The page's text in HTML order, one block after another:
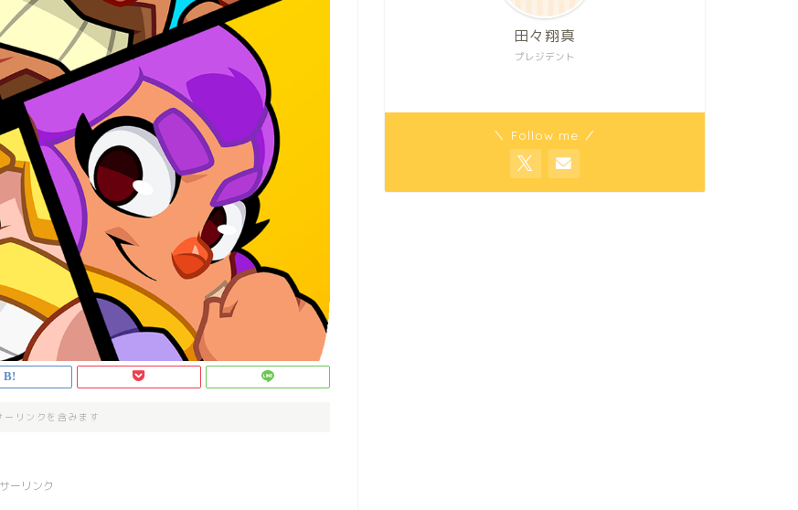
リンクを含みます
ーリンク
プレジデント
田々翔真
＼ Follow me ／